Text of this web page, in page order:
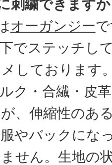
刺繍できます
オーガンジー
でステッチし
しております
ク・合繊・皮
、伸縮性のあ
やバックにな
せん。生地の